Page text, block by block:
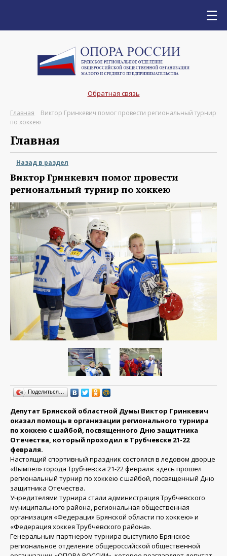
Обратная связь
Главная
Виктор Гринкевич помог провести региональный турнир
по хоккею
Главная
Назад в раздел
Виктор Гринкевич помог провести
региональный турнир по хоккею
Поделиться…
Депутат Брянской областной Думы Виктор Гринкевич
оказал помощь в организации регионального турнира
по хоккею с шайбой, посвященного Дню защитника
Отечества, который проходил в Трубчевске 21-22
февраля.
Настоящий спортивный праздник состоялся в ледовом дворце
«Вымпел» города Трубчевска 21-22 февраля: здесь прошел
региональный турнир по хоккею с шайбой, посвященный Дню
защитника Отечества.
Учредителями турнира стали администрация Трубчевского
муниципального района, региональная общественная
организация «Федерация Брянской области по хоккею» и
«Федерация хоккея Трубчевского района».
Генеральным партнером турнира выступило Брянское
региональное отделение общероссийской общественной